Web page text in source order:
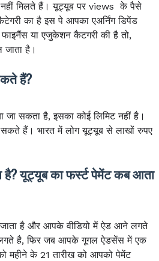
मिलते हैं। यूट्यूब पर views के पैसे
का है इस पे आपका एअर्निंग डिपेंड
या एजुकेशन कैटगरी की है तो,
जाता है।
हैं?
जा सकता है, इसका कोई लिमिट नहीं है।
हैं। भारत में लोग यूट्यूब से लाखों रुपए
यूट्यूब का फर्स्ट पेमेंट कब आता
है और आपके वीडियो में ऐड आने लगते
है, फिर जब आपके गूगल ऐडसेंस में एक
महीने के 21 तारीख को आपको पेमेंट